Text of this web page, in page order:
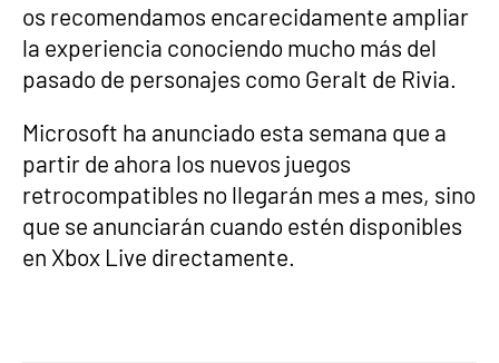
os recomendamos encarecidamente ampliar
la experiencia conociendo mucho más del
pasado de personajes como Geralt de Rivia.
Microsoft ha anunciado esta semana que a
partir de ahora los nuevos juegos
retrocompatibles no llegarán mes a mes, sino
que se anunciarán cuando estén disponibles
en Xbox Live directamente.